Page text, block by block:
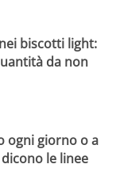
biscotti light:
da non
ogni giorno o a
le linee